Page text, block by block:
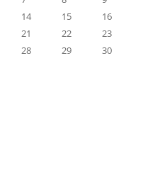
14 15
16
21 22
23
28 29
30